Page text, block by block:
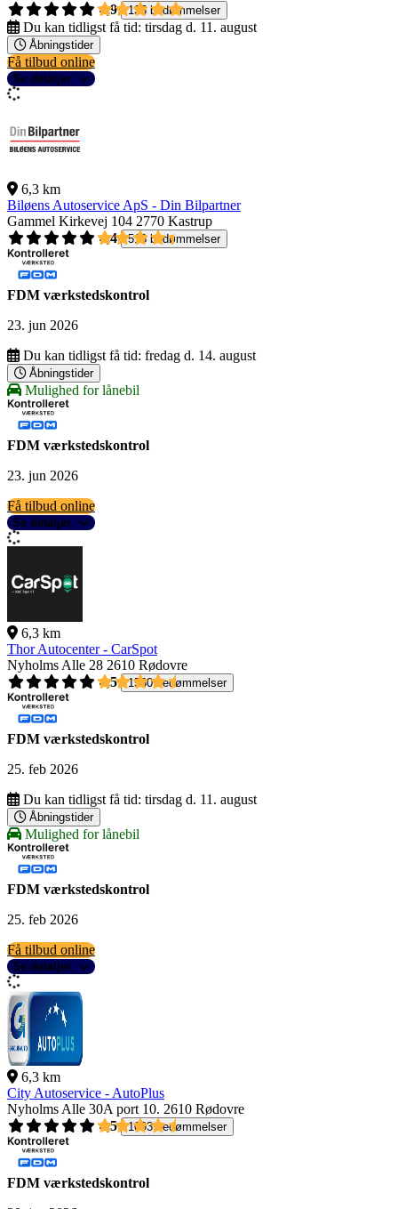
4,9
135 bedømmelser
Du kan tidligst få tid: tirsdag d. 11. august
Åbningstider
Få tilbud online
Se detaljer
6,3 km
Biløens Autoservice ApS - Din Bilpartner
Gammel Kirkevej 104 2770 Kastrup
4,4
518 bedømmelser
FDM værkstedskontrol
23. jun 2026
Du kan tidligst få tid: fredag d. 14. august
Åbningstider
Mulighed for lånebil
FDM værkstedskontrol
23. jun 2026
Få tilbud online
Se detaljer
6,3 km
Thor Autocenter - CarSpot
Nyholms Alle 28 2610 Rødovre
4,5
1560 bedømmelser
FDM værkstedskontrol
25. feb 2026
Du kan tidligst få tid: tirsdag d. 11. august
Åbningstider
Mulighed for lånebil
FDM værkstedskontrol
25. feb 2026
Få tilbud online
Se detaljer
6,3 km
City Autoservice - AutoPlus
Nyholms Alle 30A port 10. 2610 Rødovre
4,5
1093 bedømmelser
FDM værkstedskontrol